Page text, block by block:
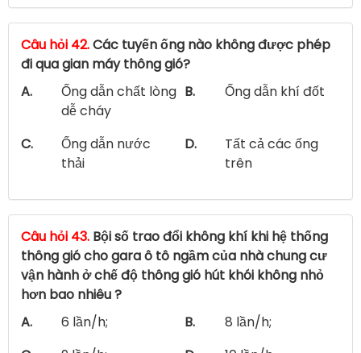
Câu hỏi 42.Các tuyến ống nào không được phép
đi qua gian máy thông gió?
A.
Ống dẫn chất lòng
dễ cháy
B. Ống dẫn khí đốt
C.
Ống dẫn nước
thải
D.
Tất cả các ống
trên
Câu hỏi 43. Bội số trao đổi không khí khi hệ thống
thông gió cho gara ô tô ngầm của nhà chung cư
vận hành ở chế độ thông gió hút khói không nhỏ
hơn bao nhiêu ?
A.
6 lần/h; B.
8 lần/h;